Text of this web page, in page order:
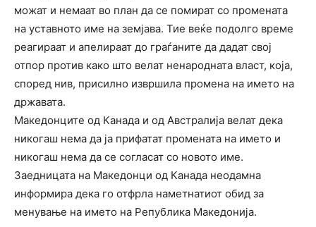
можат и немаат во план да се помират со промената
на уставното име на земјава. Тие веќе подолго време
реагираат и апелираат до граѓаните да дадат свој
отпор против како што велат ненародната власт, која,
според нив, присилно извршила промена на името на
државата.
Македонците од Канада и од Австралија велат дека
никогаш нема да ја прифатат промената на името и
никогаш нема да се согласат со новото име.
Заедницата на Македонци од Канада неодамна
информира дека го отфрла наметнатиот обид за
менување на името на Република Македонија.